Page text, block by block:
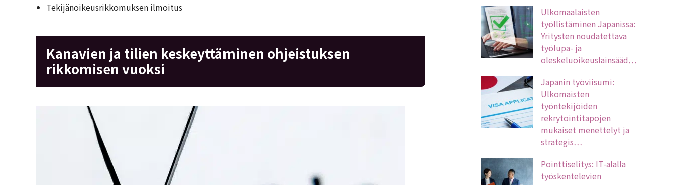
Tekijänoikeusrikkomuksen ilmoitus
Kanavien ja tilien keskeyttäminen ohjeistuksen
rikkomisen vuoksi
Ulkomaalaisten
työllistäminen Japanissa:
Yritysten noudatettava
työlupa- ja
oleskeluoikeuslainsääd…
Japanin työviisumi:
Ulkomaisten
työntekijöiden
rekrytointitapojen
mukaiset menettelyt ja
strategis…
Pointtiselitys: IT-alalla
työskentelevien